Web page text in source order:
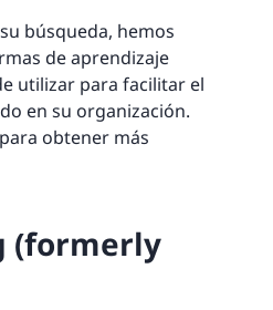
búsqueda, hemos
de aprendizaje
utilizar para facilitar el
en su organización.
obtener más
(formerly